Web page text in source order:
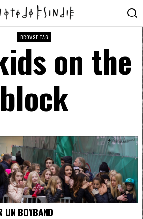
BROWSE TAG
on the
block
UN BOYBAND